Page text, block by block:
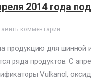
2014 года
комментарий
продукцию для шинной
ряда продуктов. С
Vulkanol,